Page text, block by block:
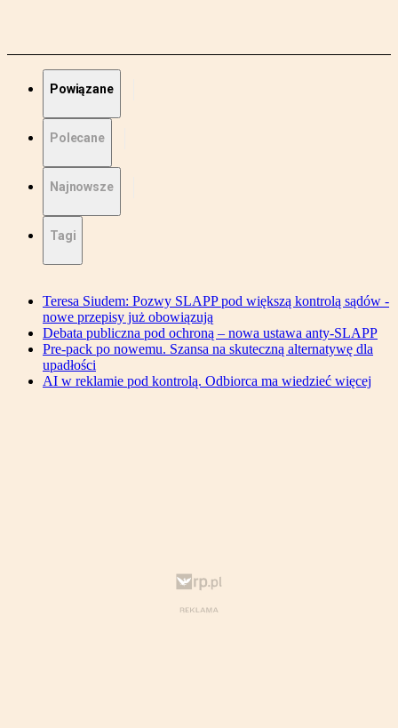
Powiązane
Polecane
Najnowsze
Tagi
Teresa Siudem: Pozwy SLAPP pod większą kontrolą sądów -
nowe przepisy już obowiązują
Debata publiczna pod ochroną – nowa ustawa anty-SLAPP
Pre-pack po nowemu. Szansa na skuteczną alternatywę dla
upadłości
AI w reklamie pod kontrolą. Odbiorca ma wiedzieć więcej